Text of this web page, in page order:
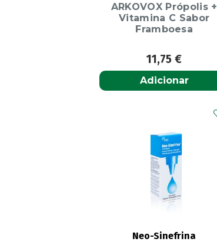
ARKOVOX Própolis +
Vitamina C Sabor
Framboesa
11,75€
Adicionar
Neo-Sinefrina